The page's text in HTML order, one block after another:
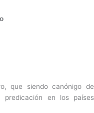
que siendo canónigo de
en los países